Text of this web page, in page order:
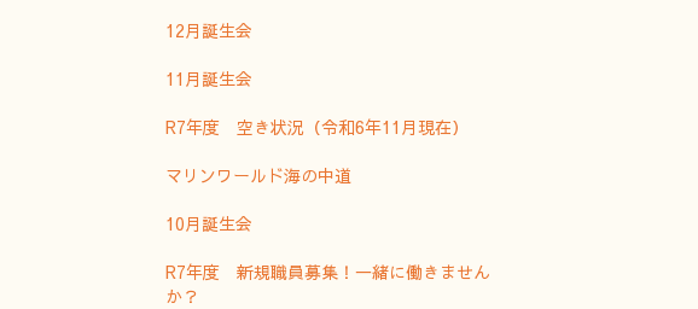
12月誕生会
11月誕生会
R7年度 空き状況（令和6年11月現在）
マリンワールド海の中道
10月誕生会
R7年度 新規職員募集！一緒に働きません
か？